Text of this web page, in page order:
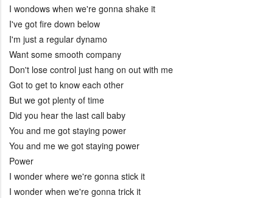
I wondows when we're gonna shake it
I've got fire down below
I'm just a regular dynamo
Want some smooth company
Don't lose control just hang on out with me
Got to get to know each other
But we got plenty of time
Did you hear the last call baby
You and me got staying power
You and me we got staying power
Power
I wonder where we're gonna stick it
I wonder when we're gonna trick it